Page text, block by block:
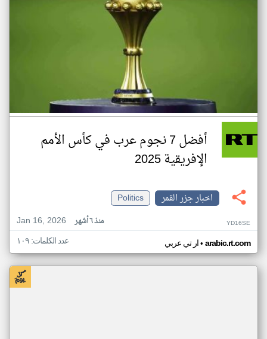
أفضل 7 نجوم عرب في كأس الأمم
الإفريقية 2025
اخبار جزر القمر
Politics
Jan 16, 2026
منذ ٦ أشهر YD16SE
ار تي عربي• arabic.rt.com عدد الكلمات: ١٠٩